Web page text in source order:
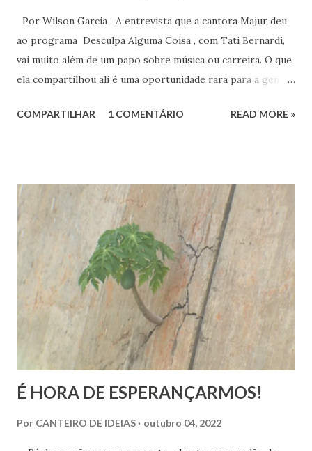
Por Wilson Garcia A entrevista que a cantora Majur deu
ao programa Desculpa Alguma Coisa , com Tati Bernardi,
vai muito além de um papo sobre música ou carreira. O que
ela compartilhou ali é uma oportunidade rara para a gente
identidade espiritual, pertencimento e intolerância
Ao dizer que deixar o ambiente evangélico não significou
abandonar Deus, mas sim se libertar de uma prisão, ela
expõe algo que muita gente vive: a busca por uma
espiritualidade que faça sentido com quem a gente
realmente é.
COMPARTILHAR 1 COMENTÁRIO READ MORE »
É HORA DE ESPERANÇARMOS!
Por CANTEIRO DE IDEIAS outubro 04, 2022